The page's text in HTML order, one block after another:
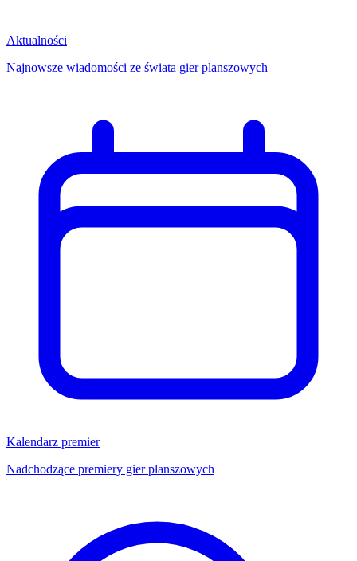
Aktualności
Najnowsze wiadomości ze świata gier planszowych
Kalendarz premier
Nadchodzące premiery gier planszowych